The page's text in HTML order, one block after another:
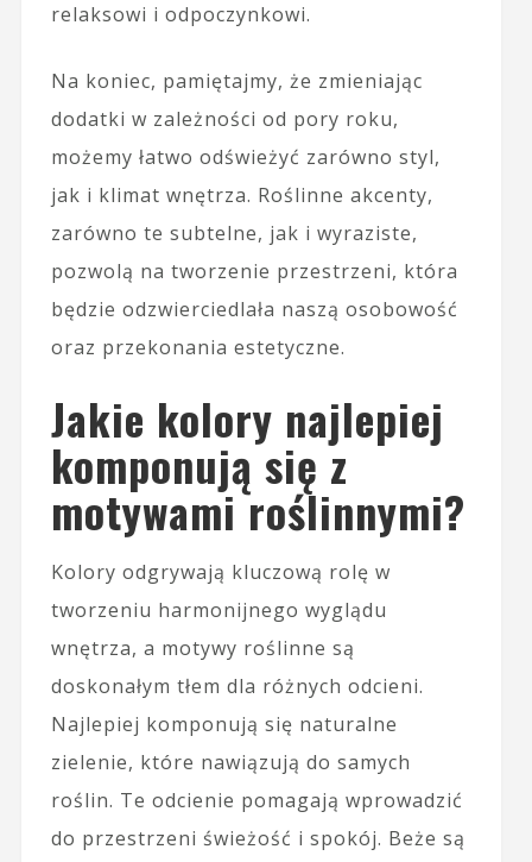
relaksowi i odpoczynkowi.
Na koniec, pamiętajmy, że zmieniając
dodatki w zależności od pory roku,
możemy łatwo odświeżyć zarówno styl,
jak i klimat wnętrza. Roślinne akcenty,
zarówno te subtelne, jak i wyraziste,
pozwolą na tworzenie przestrzeni, która
będzie odzwierciedlała naszą osobowość
oraz przekonania estetyczne.
Jakie kolory najlepiej
komponują się z
motywami roślinnymi?
Kolory odgrywają kluczową rolę w
tworzeniu harmonijnego wyglądu
wnętrza, a motywy roślinne są
doskonałym tłem dla różnych odcieni.
Najlepiej komponują się naturalne
zielenie, które nawiązują do samych
roślin. Te odcienie pomagają wprowadzić
do przestrzeni świeżość i spokój. Beże są